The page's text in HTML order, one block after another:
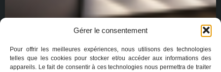
Gérer le consentement
Pour offrir les meilleures expériences, nous utilisons des technologies
telles que les cookies pour stocker et/ou accéder aux informations des
appareils. Le fait de consentir à ces technologies nous permettra de traiter